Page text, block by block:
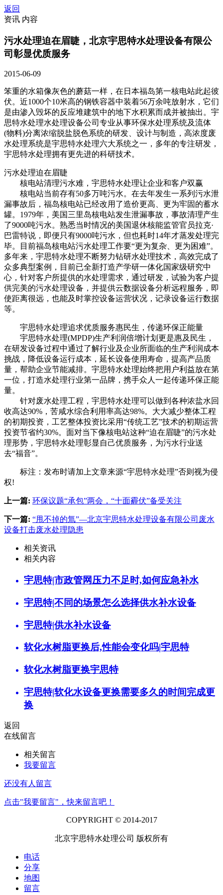
返回
资讯 内容
污水处理迫在眉睫，北京宇思特水处理设备有限公
司彰显优质服务
2015-06-09
笨重的水箱像灰色的蘑菇一样，在日本福岛第一核电站此起彼
伏。近1000个10米高的钢铁容器中装着56万余吨放射水，它们
是由渗入毁坏的反应堆建筑中的地下水积累而成并被抽出。宇
思特水处理水处理设备公司专业从事环保水处理系统及流体
(物料)分离浓缩脱盐脱色系统的研发、设计与制造，高浓度废
水处理系统是宇思特水处理六大系统之一，多年的专注研发，
宇思特水处理拥有更先进的科研技术。
污水处理迫在眉睫
核电站清理污水难，宇思特水处理让企业和客户双赢
核电站当前存有50多万吨污水。在去年发生一系列污水泄
漏事故后，福岛核电站已经改用了造价更高、更为牢固的蓄水
罐。1979年，美国三里岛核电站发生泄漏事故，事故清理产生
了9000吨污水。熟悉当时情况的美国退休核能监管官员拉克·
巴雷特说，即便只有9000吨污水，但也耗时14年才蒸发处理完
毕。目前福岛核电站污水处理工作要“更为复杂、更为困难”。
多年来，宇思特水处理不断努力钻研水处理技术，高效完成了
众多典型案例，目前已全新打造产学研一体化国家级研究中
心，针对客户所提供的水处理需求，通过研发，试验为客户提
供完美的污水处理设备，并提供云数据设备分析远程服务，即
使距离很远，也能及时掌控设备运营状况，记录设备运行数据
等。
宇思特水处理追求优质服务惠民生，传递环保正能量
宇思特水处理(MPDP)生产利润倍增计划更是惠及民生，
在研发设备过程中通过了解行业及企业所面临的生产利润成本
挑战，降低设备运行成本，延长设备使用寿命，提高产品质
量，帮助企业节能减排。宇思特水处理始终把用户利益放在第
一位，打造水处理行业第一品牌，携手众人一起传递环保正能
量。
针对废水处理工程，宇思特水处理可以做到各种浓盐水回
收高达90%，苦咸水综合利用率高达98%。大大减少整体工程
的初期投资，工艺整体投资比采用“传统工艺”技术的初期运营
投资节省约30%。面对当下像核电站这种“迫在眉睫”的污水处
理形势，宇思特水处理彰显自己优质服务，为污水行业送
去“福音”。
标注：发布时请加上文章来源“宇思特水处理”否则视为侵
权!
上一篇: 环保议题“承包”两会，“十面霾伏”备受关注
下一篇: “甩不掉的氚”—北京宇思特水处理设备有限公司废水
设备打击废水处理隐患
相关资讯
相关内容
宇思特|市政管网压力不足时,如何应急补水
宇思特|不同的场景怎么选择供水补水设备
宇思特|供水补水设备
软化水树脂更换后,性能会变化吗|宇思特
软化水树脂更换宇思特
宇思特|软化水设备更换需要多久的时间完成更
换
返回
在线留言
相关留言
我要留言
还没有人留言
点击"我要留言"，快来留言吧！
COPYRIGHT © 2014-2017
北京宇思特水处理公司 版权所有
电话
分享
地图
留言